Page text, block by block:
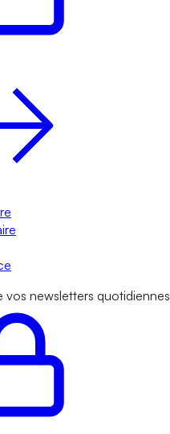
vos newsletters quotidiennes